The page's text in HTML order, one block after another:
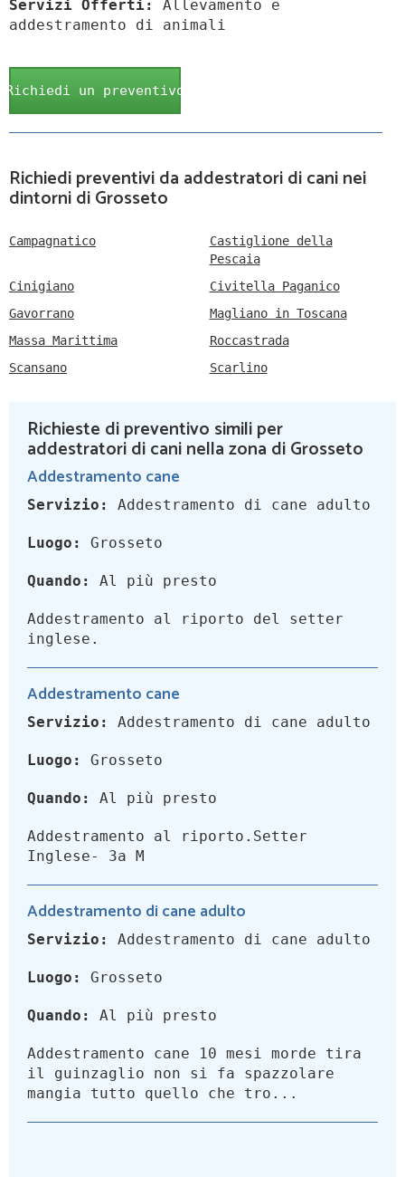
Servizi Offerti:
Allevamento e
addestramento di animali
Richiedi un preventivo
Richiedi preventivi da addestratori di cani nei
dintorni di Grosseto
Campagnatico
Castiglione della
Pescaia
Cinigiano
Civitella Paganico
Gavorrano
Magliano in Toscana
Massa Marittima
Roccastrada
Scansano
Scarlino
Richieste di preventivo simili per
addestratori di cani nella zona di Grosseto
Addestramento cane
Servizio: Addestramento di cane adulto
Luogo: Grosseto
Quando: Al più presto
Addestramento al riporto del setter
inglese.
Addestramento cane
Servizio: Addestramento di cane adulto
Luogo: Grosseto
Quando: Al più presto
Addestramento al riporto.Setter
Inglese- 3a M
Addestramento di cane adulto
Servizio: Addestramento di cane adulto
Luogo: Grosseto
Quando: Al più presto
Addestramento cane 10 mesi morde tira
il guinzaglio non si fa spazzolare
mangia tutto quello che tro...